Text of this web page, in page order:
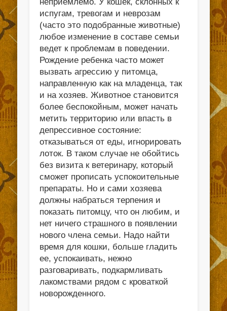
испугам, тревогам и неврозам
(часто это подобранные животные)
любое изменение в составе семьи
ведет к проблемам в поведении.
Рождение ребенка часто может
вызвать агрессию у питомца,
направленную как на младенца, так
и на хозяев. Животное становится
более беспокойным, может начать
метить территорию или впасть в
депрессивное состояние:
отказываться от еды, игнорировать
лоток. В таком случае не обойтись
без визита к ветеринару, который
сможет прописать успокоительные
препараты. Но и сами хозяева
должны набраться терпения и
показать питомцу, что он любим, и
нет ничего страшного в появлении
нового члена семьи. Надо найти
время для кошки, больше гладить
ее, успокаивать, нежно
разговаривать, подкармливать
лакомствами рядом с кроваткой
новорожденного.